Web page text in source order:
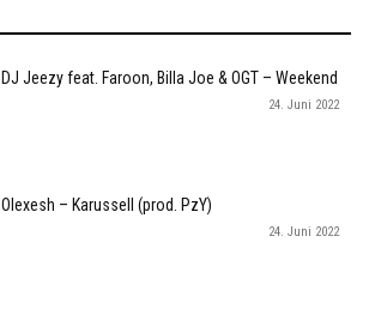
DJ Jeezy feat. Faroon, Billa Joe & OGT – Weekend
24. Juni 2022
Olexesh – Karussell (prod. PzY)
24. Juni 2022